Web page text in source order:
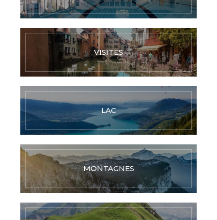
VISITES
LAC
MONTAGNES